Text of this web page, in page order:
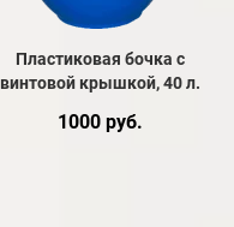
Пластиковая бочка с
винтовой крышкой, 40 л.
1000 руб.